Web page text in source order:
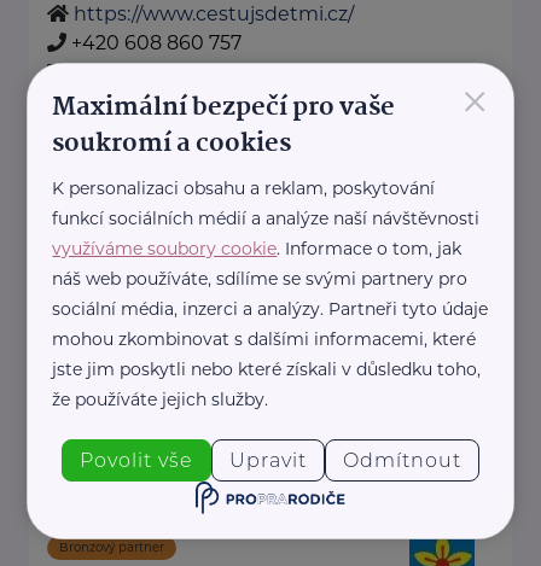
https://www.cestujsdetmi.cz/
+420 608 860 757
Cosmee Vision s. r. o.
Kodaňská 1441/46 Praha 10
Sallie je značka lesní kosmetiky z
Karlových Varů.
Propojuje kvalitní přírodní
ingredience, blahodárné účinky
vřídelní soli ...
info@sallie.cz
Bronzový partner
×
Maximální bezpečí pro vaše
soukromí a cookies
K personalizaci obsahu a reklam, poskytování
funkcí sociálních médií a analýze naší návštěvnosti
využíváme soubory cookie. Informace o tom, jak
náš web používáte, sdílíme se svými partnery pro
sociální média, inzerci a analýzy. Partneři tyto údaje
mohou zkombinovat s dalšími informacemi, které
jste jim poskytli nebo které získali v důsledku toho,
že používáte jejich služby.
Povolit vše Upravit Odmítnout